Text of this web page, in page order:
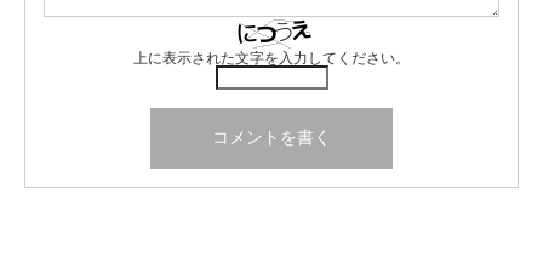
上に表示された文字を入力してください。